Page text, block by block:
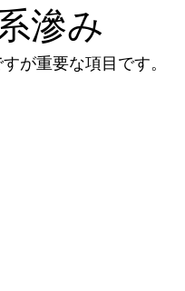
滲み
が重要な項目です。